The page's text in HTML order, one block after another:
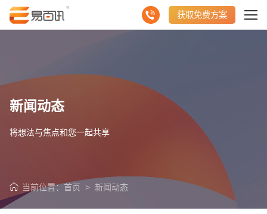
获取免费方案
新闻动态
将想法与焦点和您一起共享
当前位置： 首页 > 新闻动态